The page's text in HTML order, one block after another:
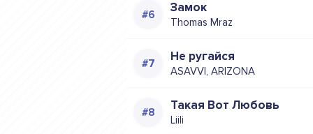
Замок
Thomas Mraz
Не ругайся
ASAVVI, ARIZONA
Такая Вот Любовь
Liili